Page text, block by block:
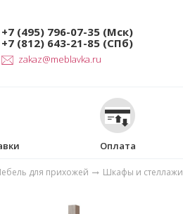
+7 (495) 796-07-35 (Мск)
+7 (812) 643-21-85 (СПб)
zakaz@meblavka.ru
Оплата
для прихожей Шкафы и стеллажи